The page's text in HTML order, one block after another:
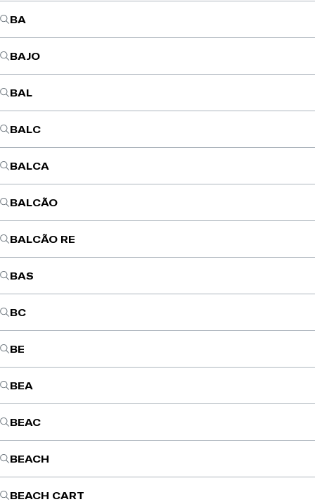
BA
BAJO
BAL
BALC
BALCA
BALCÃO
BALCÃO RE
BAS
BC
BE
BEA
BEAC
BEACH
BEACH CART